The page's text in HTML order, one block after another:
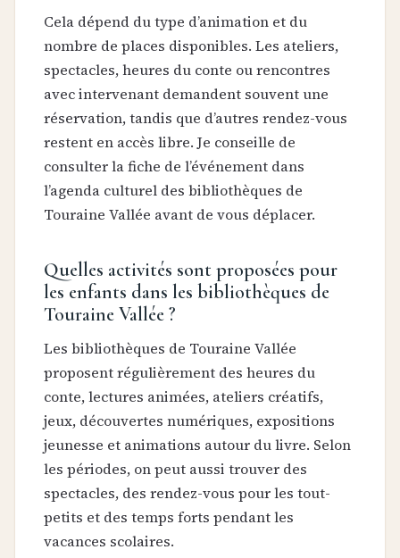
Cela dépend du type d’animation et du
nombre de places disponibles. Les ateliers,
spectacles, heures du conte ou rencontres
avec intervenant demandent souvent une
réservation, tandis que d’autres rendez-vous
restent en accès libre. Je conseille de
consulter la fiche de l’événement dans
l’agenda culturel des bibliothèques de
Touraine Vallée avant de vous déplacer.
Quelles activités sont proposées pour
les enfants dans les bibliothèques de
Touraine Vallée ?
Les bibliothèques de Touraine Vallée
proposent régulièrement des heures du
conte, lectures animées, ateliers créatifs,
jeux, découvertes numériques, expositions
jeunesse et animations autour du livre. Selon
les périodes, on peut aussi trouver des
spectacles, des rendez-vous pour les tout-
petits et des temps forts pendant les
vacances scolaires.